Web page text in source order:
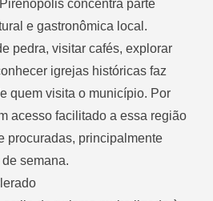
concentra parte
e gastronômica local.
pedra, visitar cafés, explorar
igrejas históricas faz
quem visita o município. Por
acesso facilitado a essa região
procuradas, principalmente
semana.